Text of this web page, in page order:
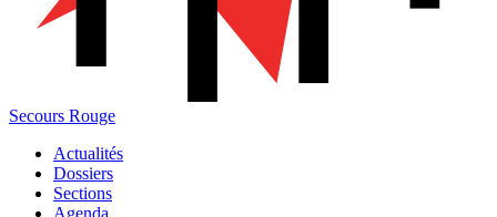
Secours Rouge
Actualités
Dossiers
Sections
Agenda